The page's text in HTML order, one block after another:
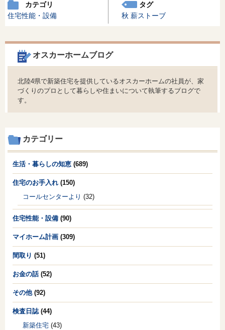
カテゴリ
住宅性能・設備
タグ
秋 薪ストーブ
オスカーホームブログ
北陸4県で新築住宅を提供しているオスカーホームの社員が、家
づくりのプロとして暮らしや住まいについて執筆するブログで
す。
カテゴリー
生活・暮らしの知恵 (689)
住宅のお手入れ (150)
コールセンターより (32)
住宅性能・設備 (90)
マイホーム計画 (309)
間取り (51)
お金の話(52)
その他(92)
検査日誌(44)
新築住宅 (43)